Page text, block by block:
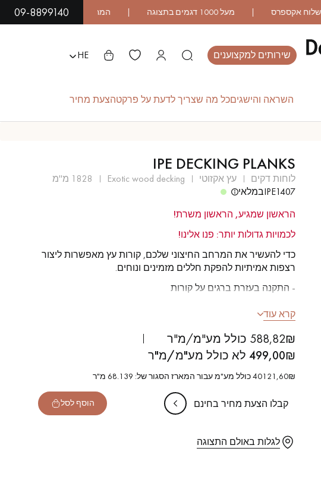
09-8899140
שירותים למקצוענים HE
השראה והישגיםכל מה שצריך לדעת על פרקטהצעת מחיר
LES
פרקט עץ אקזוטי פרקט לכה
ובהתקנה של הפרקט שלכם.
IPE DECKING PLANKS
לוחות דקים עץ אקזוטי exotic wood decking
1828 מ''מ
IPE1407במלאי
הראשון שמגיע, הראשון משרת!
לכמויות גדולות יותר: פנו אלינו!
כדי להעשיר את המרחב החיצוני שלכם, קורות עץ מאפשרות ליצור
רצפות אמיתיות להפקת חללים מזמינים ונוחים.
- התקנה בעזרת ברגים על קורות
- קורות רחבות במיוחד = 140 מ"מ
קרא עוד
588,82₪ כולל מע"מ/מ"ר
499,00₪ לא כולל מע"מ/מ"ר
40121,60₪ כולל מע"מ עבור המארז הסגור של: 68.139 מ"ר
קבלו הצעת מחיר בחינם הוסף לסל
לגלות באולם התצוגה